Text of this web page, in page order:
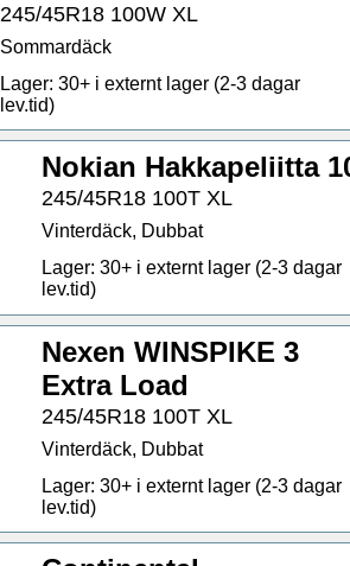
245/45R18 100W XL
Sommardäck
Lager: 30+ i externt lager (2-3 dagar
lev.tid)
Nokian Hakkapeliitta
245/45R18 100T XL
Vinterdäck, Dubbat
Lager: 30+ i externt lager (2-3 dagar
lev.tid)
Nexen WINSPIKE 3
Extra Load
245/45R18 100T XL
Vinterdäck, Dubbat
Lager: 30+ i externt lager (2-3 dagar
lev.tid)